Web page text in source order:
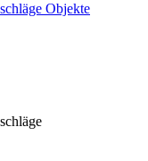
Objekte